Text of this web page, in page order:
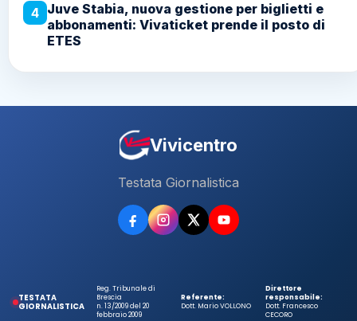
4 Juve Stabia, nuova gestione per biglietti e
abbonamenti: Vivaticket prende il posto di
ETES
Vivicentro
Testata Giornalistica
TESTATA
GIORNALISTICA
Reg. Tribunale di
Brescia
n. 13/2009 del 20
febbraio 2009
Referente:
Dott. Mario VOLLONO
Direttore
responsabile:
Dott. Francesco
CECORO